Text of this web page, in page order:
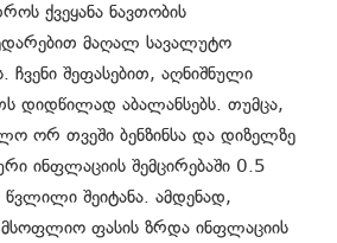
ქვეყანა ნავთობის
მაღალ სავალუტო
ჩვენი შეფასებით, აღნიშნული
დიდწილად აბალანსებს. თუმცა,
ორ თვეში ბენზინსა და დიზელზე
ინფლაციის შემცირებაში 0.5
შეიტანა. ამდენად,
მსოფლიო ფასის ზრდა ინფლაციის